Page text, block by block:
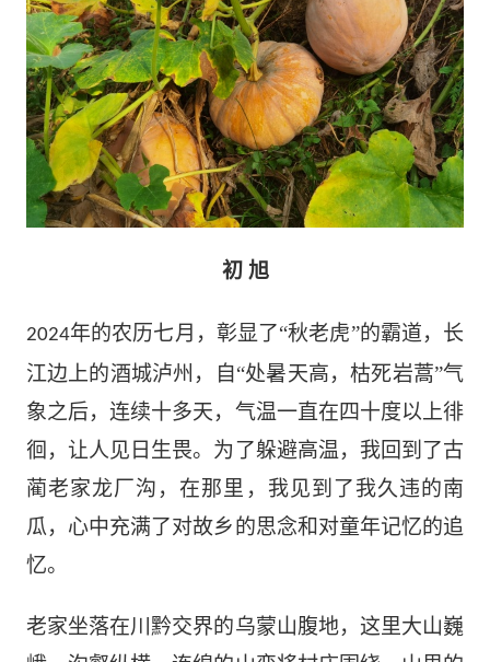
初 旭
2024年的农历七月，彰显了“秋老虎”的霸道，长
江边上的酒城泸州，自“处暑天高，枯死岩蒿”气
象之后，连续十多天，气温一直在四十度以上徘
徊，让人见日生畏。为了躲避高温，我回到了古
蔺老家龙厂沟，在那里，我见到了我久违的南
瓜， 心中充满了对故乡的思念和对童年记忆的追
忆。
老家坐落在川黔交界的乌蒙山腹地， 这里大山巍